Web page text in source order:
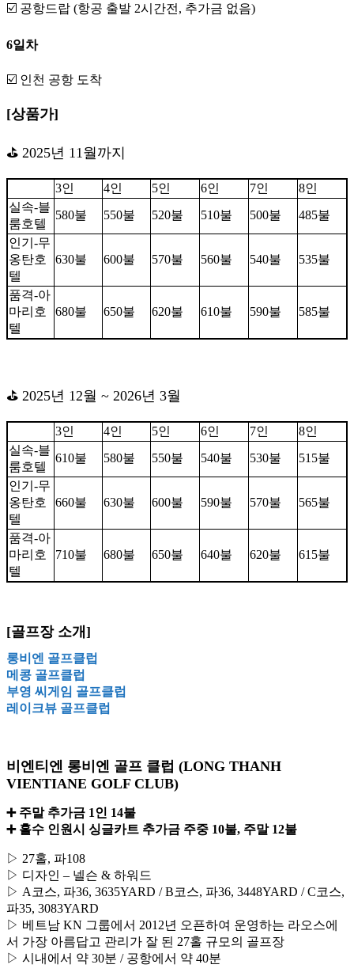
☑️ 공항드랍 (항공 출발 2시간전, 추가금 없음)
6일차
☑️ 인천 공항 도착
[상품가]
⛳ 2025년 11월까지
3인 4인 5인 6인 7인
8인
실속-블
룸호텔
580불 550불 520불 510불 500불 485불
인기-무
옹탄호
텔
630불 600불 570불 560불 540불 535불
품격-아
마리호
텔
680불 650불 620불 610불 590불 585불
⛳ 2025년 12월 ~ 2026년 3월
3인 4인 5인 6인 7인
8인
실속-블
룸호텔
610불 580불 550불 540불 530불 515불
인기-무
옹탄호
텔
660불 630불 600불 590불 570불 565불
품격-아
마리호
텔
710불 680불 650불 640불 620불 615불
[골프장 소개]
롱비엔 골프클럽
메콩 골프클럽
부영 씨게임 골프클럽
레이크뷰 골프클럽
비엔티엔 롱비엔 골프 클럽 (LONG THANH
VIENTIANE GOLF CLUB)
➕ 주말 추가금 1인 14불
➕ 홀수 인원시 싱글카트 추가금 주중 10불, 주말 12불
▷ 27홀, 파108
▷ 디자인 – 넬슨 & 하워드
▷ A코스, 파36, 3635YARD / B코스, 파36, 3448YARD / C코스,
파35, 3083YARD
▷ 베트남 KN 그룹에서 2012년 오픈하여 운영하는 라오스에
서 가장 아름답고 관리가 잘 된 27홀 규모의 골프장
▷ 시내에서 약 30분 / 공항에서 약 40분